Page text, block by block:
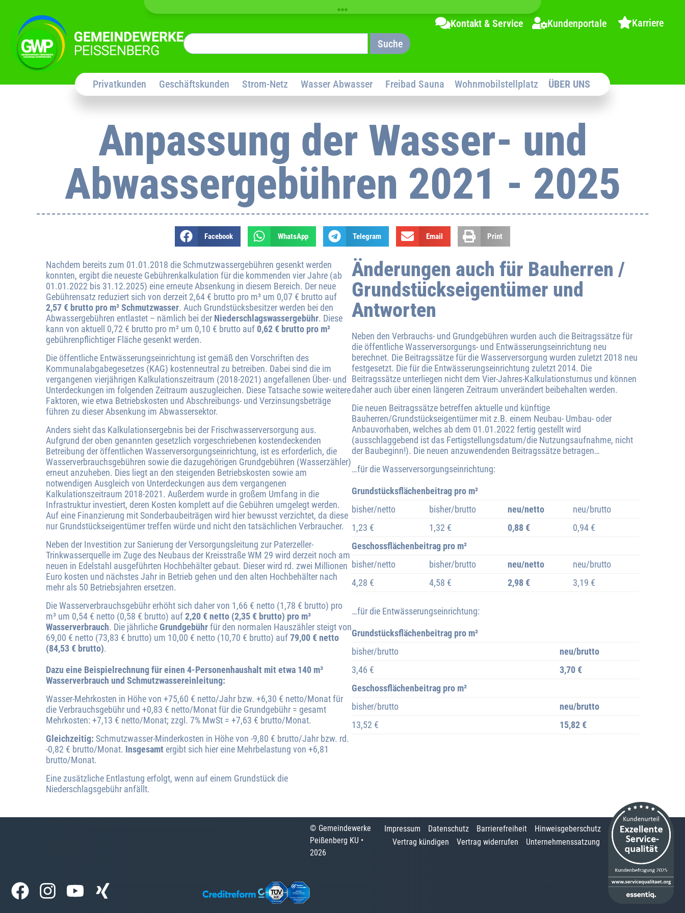
Suche
Kontakt & Service Kundenportale Karriere
Privatkunden Geschäftskunden Strom-Netz Wasser Abwasser Freibad Sauna Wohnmobilstellplatz ÜBER UNS
Anpassung der Wasser- und
Abwassergebühren 2021 - 2025
Facebook WhatsApp Telegram Email Print
Nachdem bereits zum 01.01.2018 die Schmutzwassergebühren gesenkt werden
konnten, ergibt die neueste Gebührenkalkulation für die kommenden vier Jahre (ab
01.01.2022 bis 31.12.2025) eine erneute Absenkung in diesem Bereich. Der neue
Gebührensatz reduziert sich von derzeit 2,64 € brutto pro m³ um 0,07 € brutto auf
2,57 € brutto pro m³ Schmutzwasser. Auch Grundstücksbesitzer werden bei den
Abwassergebühren entlastet – nämlich bei der Niederschlagswassergebühr. Diese
kann von aktuell 0,72 € brutto pro m² um 0,10 € brutto auf0,62 € brutto pro m²
gebührenpflichtiger Fläche gesenkt werden.
Die öffentliche Entwässerungseinrichtung ist gemäß den Vorschriften des
Kommunalabgabegesetzes (KAG) kostenneutral zu betreiben. Dabei sind die im
vergangenen vierjährigen Kalkulationszeitraum (2018-2021) angefallenen Über- und
Unterdeckungen im folgenden Zeitraum auszugleichen. Diese Tatsache sowie weitere
Faktoren, wie etwa Betriebskosten und Abschreibungs- und Verzinsungsbeträge
führen zu dieser Absenkung im Abwassersektor.
Anders sieht das Kalkulationsergebnis bei der Frischwasserversorgung aus.
Aufgrund der oben genannten gesetzlich vorgeschriebenen kostendeckenden
Betreibung der öffentlichen Wasserversorgungseinrichtung, ist es erforderlich, die
Wasserverbrauchsgebühren sowie die dazugehörigen Grundgebühren (Wasserzähler)
erneut anzuheben. Dies liegt an den steigenden Betriebskosten sowie am
notwendigen Ausgleich von Unterdeckungen aus dem vergangenen
Kalkulationszeitraum 2018-2021. Außerdem wurde in großem Umfang in die
Infrastruktur investiert, deren Kosten komplett auf die Gebühren umgelegt werden.
Auf eine Finanzierung mit Sonderbaubeiträgen wird hier bewusst verzichtet, da diese
nur Grundstückseigentümer treffen würde und nicht den tatsächlichen Verbraucher.
Neben der Investition zur Sanierung der Versorgungsleitung zur Paterzeller-
Trinkwasserquelle im Zuge des Neubaus der Kreisstraße WM 29 wird derzeit noch am
neuen in Edelstahl ausgeführten Hochbehälter gebaut. Dieser wird rd. zwei Millionen
Euro kosten und nächstes Jahr in Betrieb gehen und den alten Hochbehälter nach
mehr als 50 Betriebsjahren ersetzen.
Die Wasserverbrauchsgebühr erhöht sich daher von 1,66 € netto (1,78 € brutto) pro
m³ um 0,54 € netto (0,58 € brutto) auf2,20 € netto (2,35 € brutto) pro m³
Wasserverbrauch. Die jährlicheGrundgebührfür den normalen Hauszähler steigt von
69,00 € netto (73,83 € brutto) um 10,00 € netto (10,70 € brutto) auf79,00 € netto
(84,53 € brutto).
Dazu eine Beispielrechnung für einen 4-Personenhaushalt mit etwa 140 m³
Wasserverbrauch und Schmutzwassereinleitung:
Wasser-Mehrkosten in Höhe von +75,60 € netto/Jahr bzw. +6,30 € netto/Monat für
die Verbrauchsgebühr und +0,83 € netto/Monat für die Grundgebühr = gesamt
Mehrkosten: +7,13 € netto/Monat; zzgl. 7% MwSt = +7,63 € brutto/Monat.
Gleichzeitig: Schmutzwasser-Minderkosten in Höhe von -9,80 € brutto/Jahr bzw. rd.
-0,82 € brutto/Monat. Insgesamt ergibt sich hier eine Mehrbelastung von +6,81
brutto/Monat.
Eine zusätzliche Entlastung erfolgt, wenn auf einem Grundstück die
Niederschlagsgebühr anfällt.
Änderungen auch für Bauherren /
Grundstückseigentümer und
Antworten
Neben den Verbrauchs- und Grundgebühren wurden auch die Beitragssätze für
die öffentliche Wasserversorgungs- und Entwässerungseinrichtung neu
berechnet. Die Beitragssätze für die Wasserversorgung wurden zuletzt 2018 neu
festgesetzt. Die für die Entwässerungseinrichtung zuletzt 2014. Die
Beitragssätze unterliegen nicht dem Vier-Jahres-Kalkulationsturnus und können
daher auch über einen längeren Zeitraum unverändert beibehalten werden.
Die neuen Beitragssätze betreffen aktuelle und künftige
Bauherren/Grundstückseigentümer mit z.B. einem Neubau- Umbau- oder
Anbauvorhaben, welches ab dem 01.01.2022 fertig gestellt wird
(ausschlaggebend ist das Fertigstellungsdatum/die Nutzungsaufnahme, nicht
der Baubeginn!). Die neuen anzuwendenden Beitragssätze betragen…
…für die Wasserversorgungseinrichtung:
Grundstücksflächenbeitrag pro m²
bisher/netto
bisher/brutto neu/netto
neu/brutto
1,23 €
1,32 € 0,88 €
0,94 €
Geschossflächenbeitrag pro m²
bisher/netto
bisher/brutto neu/netto
neu/brutto
4,28 €
4,58 € 2,98 € 3,19 €
…für die Entwässerungseinrichtung:
Grundstücksflächenbeitrag pro m²
bisher/brutto
neu/brutto
3,46 €
3,70 €
Geschossflächenbeitrag pro m²
bisher/brutto
neu/brutto
13,52 €
15,82 €
© Gemeindewerke
Peißenberg KU •
2026
Impressum Datenschutz Barrierefreiheit
Hinweisgeberschutz
Vertrag kündigen
Vertrag widerrufen Unternehmenssatzung